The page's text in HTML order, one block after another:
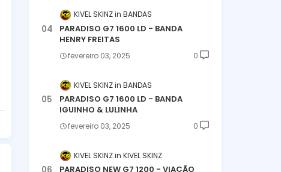
KIVEL SKINZ BANDAS
PARADISO G7 1600 LD - BANDA
HENRY FREITAS
fevereiro 03, 2025 0
KIVEL SKINZ BANDAS
PARADISO G7 1600 LD - BANDA
IGUINHO & LULINHA
fevereiro 03, 2025 0
KIVEL SKINZ KIVEL SKINZ
PARADISO NEW G7 1200 - VIAÇÃO